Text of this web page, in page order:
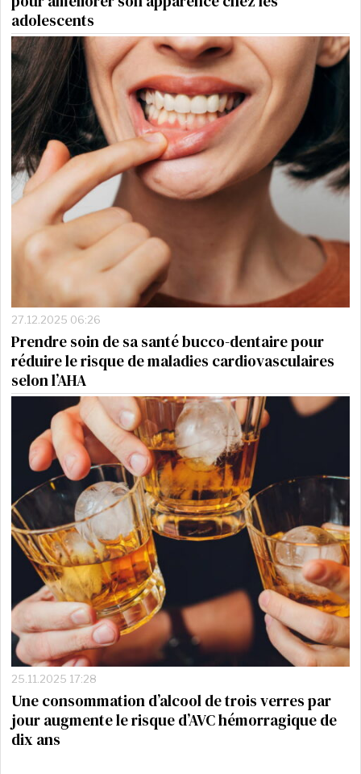
adolescents
27.12.2025 06:26
Prendre soin de sa santé bucco-dentaire pour
réduire le risque de maladies cardiovasculaires
selon l’AHA
25.11.2025 17:28
Une consommation d’alcool de trois verres par
jour augmente le risque d’AVC hémorragique de
dix ans